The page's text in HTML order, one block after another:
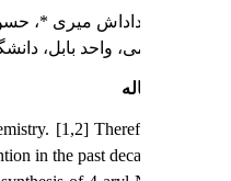
میری * ، حسن قاسم نژاد
واحد بابل، دانشگاه آزاد
materials chemistry. [1,2]
much attention in the past